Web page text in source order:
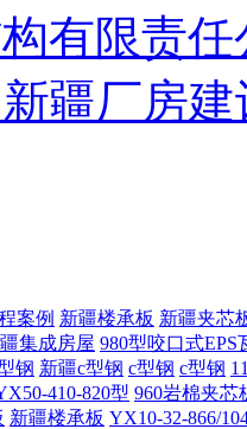
有限责任
新疆厂房
案例 新疆楼承板 新疆夹芯
集成房屋 980型咬口式EPS
钢 新疆c型钢 c型钢 c型钢
410-820型 960岩棉夹芯
新疆楼承板 YX10-32-866/